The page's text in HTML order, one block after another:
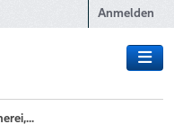
Anmelden